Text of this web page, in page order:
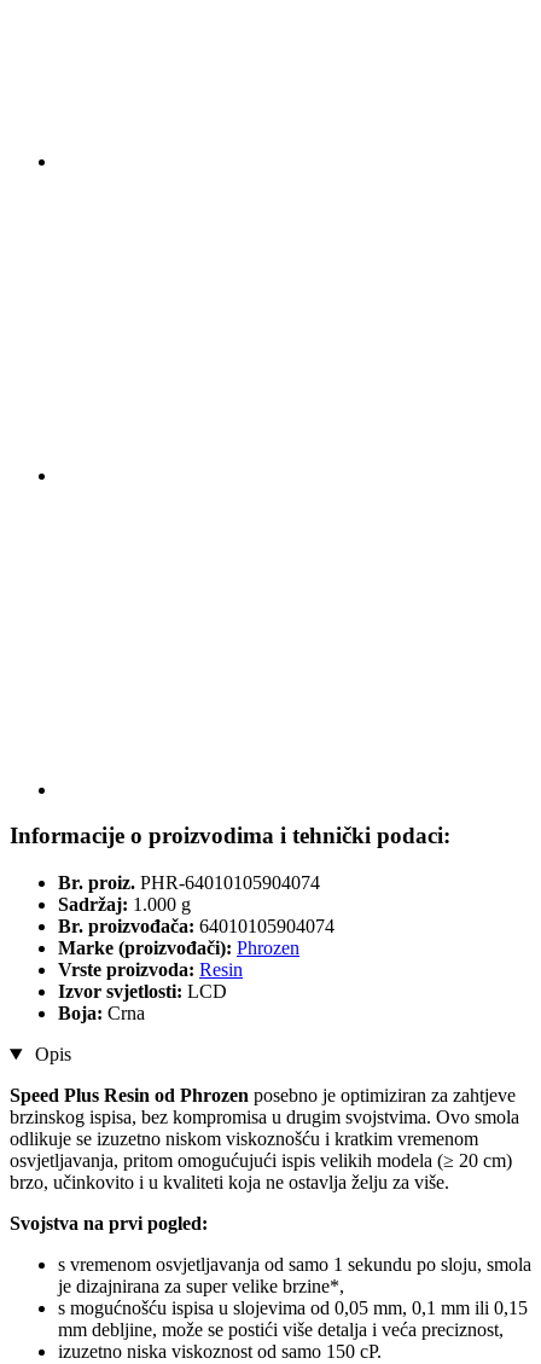
Informacije o proizvodima i tehnički podaci:
Br. proiz. PHR-64010105904074
Sadržaj: 1.000 g
Br. proizvođača: 64010105904074
Marke (proizvođači): Phrozen
Vrste proizvoda: Resin
Izvor svjetlosti: LCD
Boja: Crna
Opis
Speed Plus Resin od Phrozen posebno je optimiziran za zahtjeve
brzinskog ispisa, bez kompromisa u drugim svojstvima. Ovo smola
odlikuje se izuzetno niskom viskoznošću i kratkim vremenom
osvjetljavanja, pritom omogućujući ispis velikih modela (≥ 20 cm)
brzo, učinkovito i u kvaliteti koja ne ostavlja želju za više.
Svojstva na prvi pogled:
s vremenom osvjetljavanja od samo 1 sekundu po sloju, smola
je dizajnirana za super velike brzine*,
s mogućnošću ispisa u slojevima od 0,05 mm, 0,1 mm ili 0,15
mm debljine, može se postići više detalja i veća preciznost,
izuzetno niska viskoznost od samo 150 cP.